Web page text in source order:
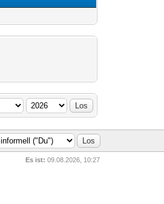
Es ist: 09.08.2026, 10:27